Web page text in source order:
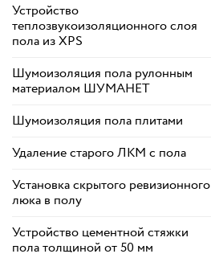
Устройство
теплозвукоизоляционного слоя
пола из XPS
Шумоизоляция пола рулонным
материалом ШУМАНЕТ
Шумоизоляция пола плитами
Удаление старого ЛКМ с пола
Установка скрытого ревизионного
люка в полу
Устройство цементной стяжки
пола толщиной от 50 мм